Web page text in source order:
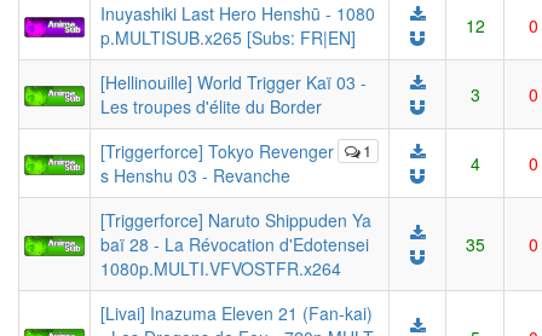
Inuyashiki Last Hero Henshū - 1080
p.MULTISUB.x265 [Subs: FR|EN]
12 0
[Hellinouille] World Trigger Kaï 03 -
Les troupes d'élite du Border
3 0
1
[Triggerforce] Tokyo Revenger
s Henshu 03 - Revanche
4 0
[Triggerforce] Naruto Shippuden Ya
baï 28 - La Révocation d'Edotensei
1080p.MULTI.VFVOSTFR.x264
35 0
[Livai] Inazuma Eleven 21 (Fan-kai)